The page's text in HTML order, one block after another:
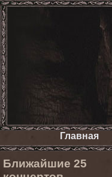
Главная
Ближайшие 25